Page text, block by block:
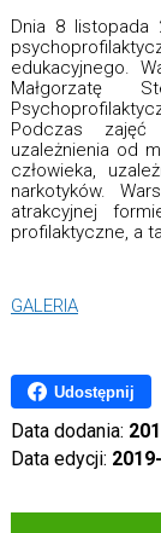
Dnia 8 listopada
edukacyjnego.
Małgorzatę
Podczas zajęć
uzależnienia od
człowieka,
narkotyków.
atrakcyjnej
profilaktyczne, a
GALERIA
Udostępnij
Data dodania:
Data edycji: